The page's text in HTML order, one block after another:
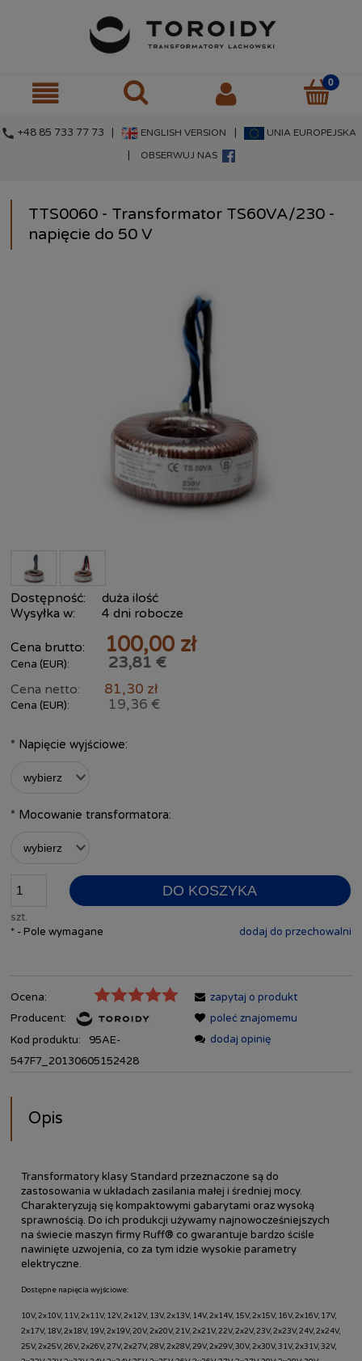
call +48 85 733 77 73 | ENGLISH VERSION UNIA EUROPEJSKA
OBSERWUJ NAS
TTS0060 - Transformator TS60VA/230 -
napięcie do 50 V
Dostępność:
duża ilość
Wysyłka w:
4 dni robocze
Cena brutto: 100,00 zł
Cena (EUR): 23,81 €
Cena netto: 81,30 zł
Cena (EUR): 19,36 €
* Napięcie wyjściowe:
* Mocowanie transformatora:
szt.
DO KOSZYKA
dodaj do przechowalni
* - Pole wymagane
Ocena:
Producent:
Kod produktu:
95AE-
547F7_20130605152428
zapytaj o produkt
poleć znajomemu
dodaj opinię
Opis
Transformatory klasy Standard przeznaczone są do
zastosowania w układach zasilania małej i średniej mocy.
Charakteryzują się kompaktowymi gabarytami oraz wysoką
sprawnością. Do ich produkcji używamy najnowocześniejszych
na świecie maszyn firmy Ruff® co gwarantuje bardzo ściśle
nawinięte uzwojenia, co za tym idzie wysokie parametry
elektryczne.
Dostępne napięcia wyjściowe:
10V, 2x10V, 11V, 2x11V, 12V, 2x12V, 13V, 2x13V, 14V, 2x14V, 15V, 2x15V, 16V, 2x16V, 17V,
2x17V, 18V, 2x18V, 19V, 2x19V, 20V, 2x20V, 21V, 2x21V, 22V, 2x2V, 23V, 2x23V, 24V, 2x24V,
25V, 2x25V, 26V, 2x26V, 27V, 2x27V, 28V, 2x28V, 29V, 2x29V, 30V, 2x30V, 31V, 2x31V, 32V,